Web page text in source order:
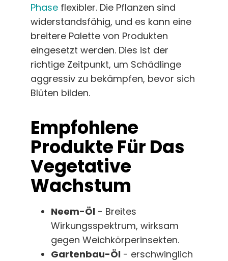
Phase flexibler. Die Pflanzen sind
widerstandsfähig, und es kann eine
breitere Palette von Produkten
eingesetzt werden. Dies ist der
richtige Zeitpunkt, um Schädlinge
aggressiv zu bekämpfen, bevor sich
Blüten bilden.
Empfohlene
Produkte Für Das
Vegetative
Wachstum
Neem-Öl - Breites
Wirkungsspektrum, wirksam
gegen Weichkörperinsekten.
Gartenbau-Öl - erschwinglich